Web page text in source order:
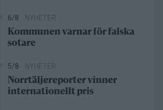
6/8 NYHETER
Kommunen varnar för falska
sotare
5/8 NYHETER
Norrtäljereporter vinner
internationellt pris